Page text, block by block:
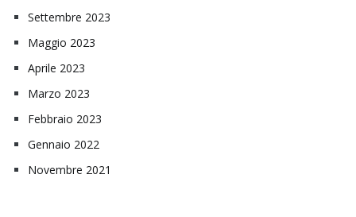
Settembre 2023
Maggio 2023
Aprile 2023
Marzo 2023
Febbraio 2023
Gennaio 2022
Novembre 2021